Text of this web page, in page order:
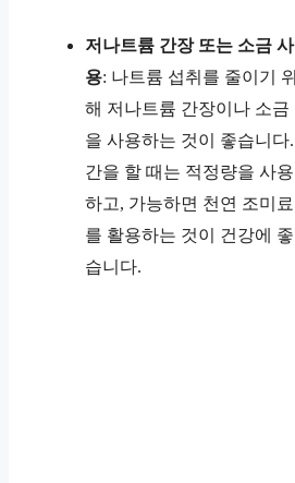
저나트륨 간장 또는 소금 사
용: 나트륨 섭취를 줄이기 위
해 저나트륨 간장이나 소금
을 사용하는 것이 좋습니다.
간을 할 때는 적정량을 사용
하고, 가능하면 천연 조미료
를 활용하는 것이 건강에 좋
습니다.